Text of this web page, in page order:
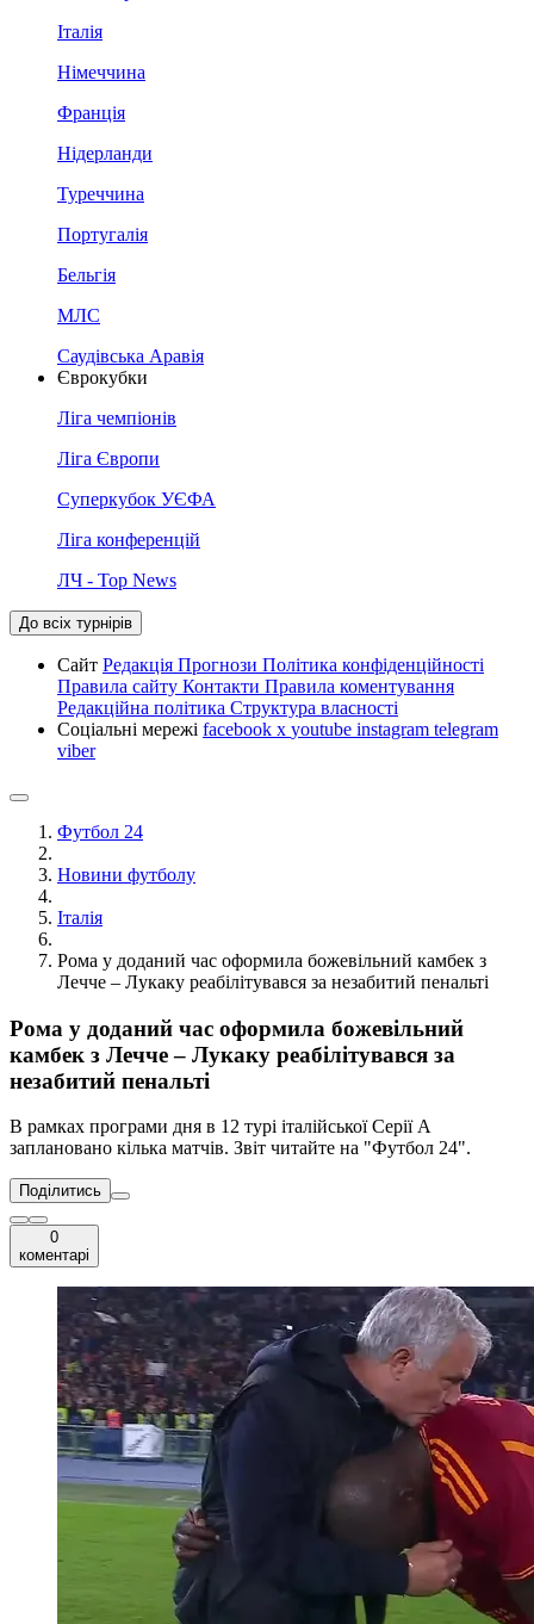
Італія
Німеччина
Франція
Нідерланди
Туреччина
Португалія
Бельгія
МЛС
Саудівська Аравія
Єврокубки
Ліга чемпіонів
Ліга Європи
Суперкубок УЄФА
Ліга конференцій
ЛЧ - Top News
До всіх турнірів
Сайт Редакція Прогнози Політика конфіденційності
Правила сайту Контакти Правила коментування
Редакційна політика Структура власності
Соціальні мережі facebook x youtube instagram telegram
viber
Футбол 24
Новини футболу
Італія
Рома у доданий час оформила божевільний камбек з
Лечче – Лукаку реабілітувався за незабитий пенальті
Рома у доданий час оформила божевільний
камбек з Лечче – Лукаку реабілітувався за
незабитий пенальті
В рамках програми дня в 12 турі італійської Серії А
заплановано кілька матчів. Звіт читайте на "Футбол 24".
Поділитись
0
коментарі